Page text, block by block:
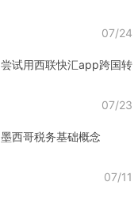
07/24
尝试用西联快汇app跨国转账
07/23
墨西哥税务基础概念
07/11